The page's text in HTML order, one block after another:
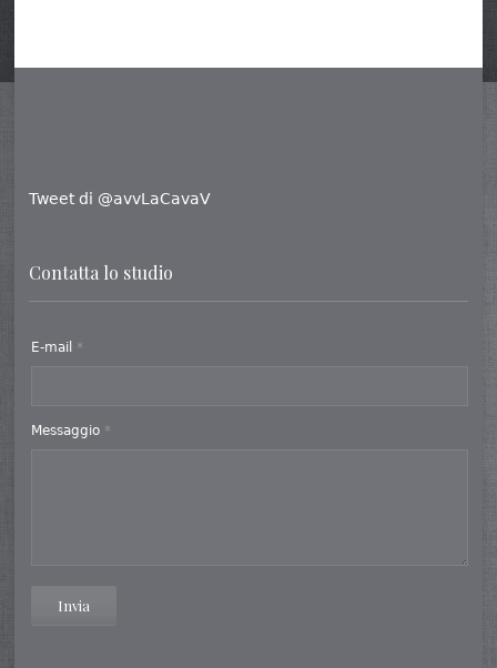
Tweet di @avvLaCavaV
Contatta lo studio
E-mail *
Messaggio *
Invia